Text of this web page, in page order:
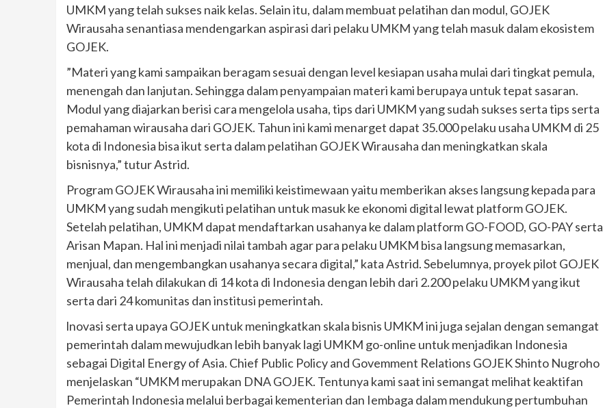
UMKM yang telah sukses naik kelas. Selain itu, dalam membuat pelatihan dan modul, GOJEK
Wirausaha senantiasa mendengarkan aspirasi dari pelaku UMKM yang telah masuk dalam ekosistem
GOJEK.
”Materi yang kami sampaikan beragam sesuai dengan level kesiapan usaha mulai dari tingkat pemula,
menengah dan lanjutan. Sehingga dalam penyampaian materi kami berupaya untuk tepat sasaran.
Modul yang diajarkan berisi cara mengelola usaha, tips dari UMKM yang sudah sukses serta tips serta
pemahaman wirausaha dari GOJEK. Tahun ini kami menarget dapat 35.000 pelaku usaha UMKM di 25
kota di Indonesia bisa ikut serta dalam pelatihan GOJEK Wirausaha dan meningkatkan skala
bisnisnya,” tutur Astrid.
Program GOJEK Wirausaha ini memiliki keistimewaan yaitu memberikan akses langsung kepada para
UMKM yang sudah mengikuti pelatihan untuk masuk ke ekonomi digital lewat platform GOJEK.
Setelah pelatihan, UMKM dapat mendaftarkan usahanya ke dalam platform GO-FOOD, GO-PAY serta
Arisan Mapan. Hal ini menjadi nilai tambah agar para pelaku UMKM bisa langsung memasarkan,
menjual, dan mengembangkan usahanya secara digital,” kata Astrid. Sebelumnya, proyek pilot GOJEK
Wirausaha telah dilakukan di 14 kota di Indonesia dengan lebih dari 2.200 pelaku UMKM yang ikut
serta dari 24 komunitas dan institusi pemerintah.
lnovasi serta upaya GOJEK untuk meningkatkan skala bisnis UMKM ini juga sejalan dengan semangat
pemerintah dalam mewujudkan lebih banyak lagi UMKM go-online untuk menjadikan Indonesia
sebagai Digital Energy of Asia. Chief Public Policy and Govemment Relations GOJEK Shinto Nugroho
menjelaskan “UMKM merupakan DNA GOJEK. Tentunya kami saat ini semangat melihat keaktifan
Pemerintah Indonesia melalui berbagai kementerian dan Iembaga dalam mendukung pertumbuhan